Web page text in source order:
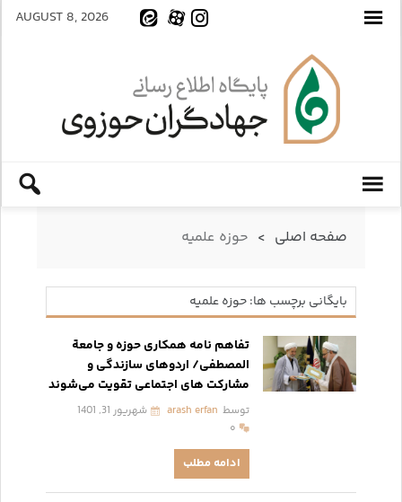
AUGUST 8, 2026
صفحه اصلی > حوزه علمیه
بایگانی برچسب ها: حوزه علمیه
تفاهم نامه همکاری حوزه و جامعة
المصطفی/ اردوهای سازندگی و
مشارکت های اجتماعی تقویت می‌شوند
توسط arash erfan
شهریور 31, 1401
۰
ادامه مطلب